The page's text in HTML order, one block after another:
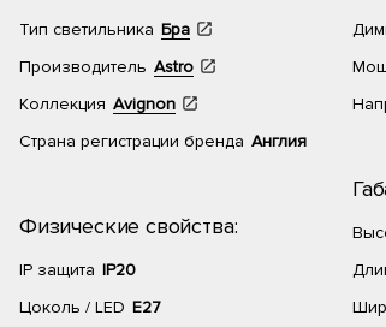
Тип светильника Бра
Производитель Astro
Коллекция Avignon
Страна регистрации бренда Англия
Физические свойства:
IP защита IP20
Цоколь / LED E27